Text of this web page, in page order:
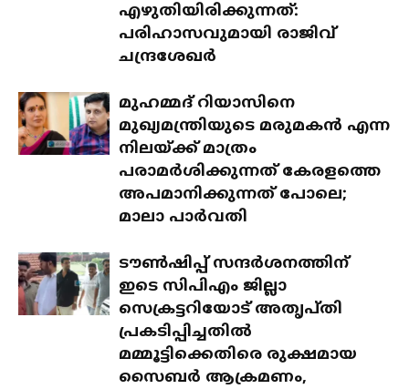
എഴുതിയിരിക്കുന്നത്:
പരിഹാസവുമായി രാജിവ്
ചന്ദ്രശേഖർ
മുഹമ്മദ് റിയാസിനെ
മുഖ്യമന്ത്രിയുടെ മരുമകൻ എന്ന
നിലയ്ക്ക് മാത്രം
പരാമർശിക്കുന്നത് കേരളത്തെ
അപമാനിക്കുന്നത് പോലെ;
മാലാ പാർവതി
ടൗൺഷിപ്പ് സന്ദർശനത്തിന്
ഇടെ സിപിഎം ജില്ലാ
സെക്രട്ടറിയോട് അതൃപ്തി
പ്രകടിപ്പിച്ചതിൽ
മമ്മൂട്ടിക്കെതിരെ രുക്ഷമായ
സൈബർ ആക്രമണം,